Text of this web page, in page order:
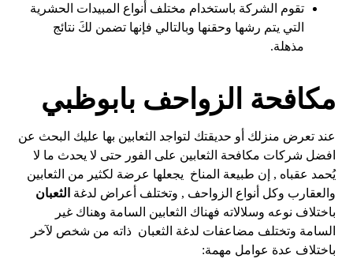
تقوم الشركة باستخدام مختلف أنواع المبيدات الحشرية
التي يتم رشها وحقنها وبالتالي فإنها تضمن لكَ نتائج
مذهلة.
مكافحة الزواحف بابوظبي
عند تعرض منزلك أو حديقتك لتواجد الثعابين بها عليك البحث عن
افضل شركات مكافحة الثعابين على الفور حتى لا يحدث ما لا
يُحمد عقباه , إن طبيعة المناخ يجعلها عرضة لكثير من الثعابين
والعقارب وكل أنواع الزواحف , وتختلف أعراض لدغة الثعبان
باختلاف نوعه وسلالاته فهناك الثعابين السامة وهناك غير
السامة وتختلف مضاعفات لدغة الثعبان ذاته من شخص لآخر
باختلاف عدة عوامل مهمة: